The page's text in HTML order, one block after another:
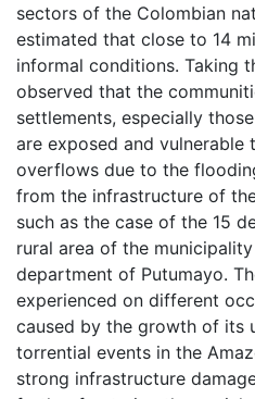
sectors of the Colombian
estimated that close to 14
informal conditions. Taking
observed that the
settlements, especially
are exposed and vulnerable
overflows due to the
from the infrastructure of
such as the case of the 15
rural area of ​​the
department of Putumayo.
experienced on different
caused by the growth of its
torrential events in the
strong infrastructure